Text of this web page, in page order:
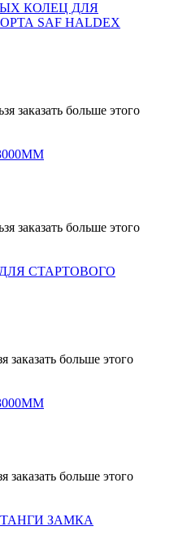
КОЛЕЦ ДЛЯ
SAF HALDEX
заказать больше этого
заказать больше этого
ДЛЯ СТАРТОВОГО
заказать больше этого
заказать больше этого
ЗАМКА